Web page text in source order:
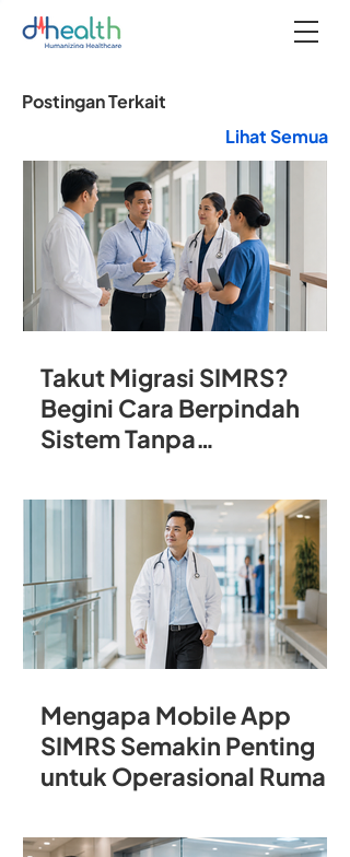
Postingan Terkait
Lihat Semua
Takut Migrasi SIMRS?
Begini Cara Berpindah
Sistem Tanpa
Rumah Sakit
Mengapa Mobile App
SIMRS Semakin Penting
untuk Operasional Rumah